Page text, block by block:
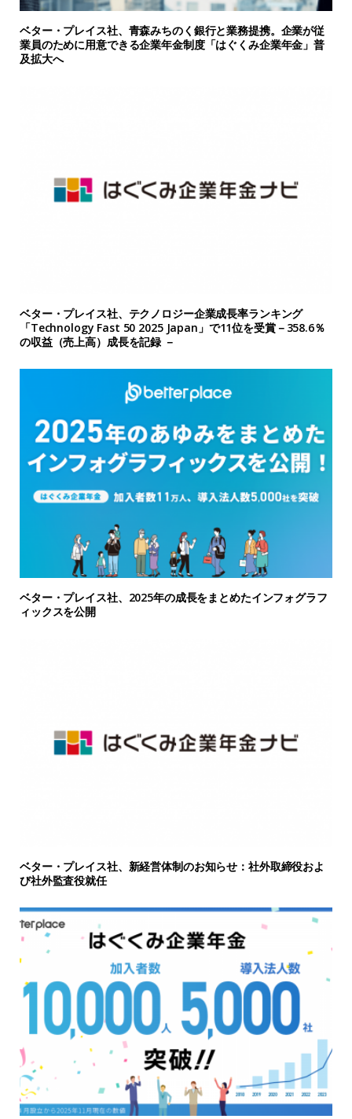
ベター・プレイス社、青森みちのく銀行と業務提携。企業が従
業員のために用意できる企業年金制度「はぐくみ企業年金」普
及拡大へ
ベター・プレイス社、テクノロジー企業成長率ランキング
「Technology Fast 50 2025 Japan」で11位を受賞－358.6％
の収益（売上高）成長を記録 －
ベター・プレイス社、2025年の成長をまとめたインフォグラフ
ィックスを公開
ベター・プレイス社、新経営体制のお知らせ：社外取締役およ
び社外監査役就任